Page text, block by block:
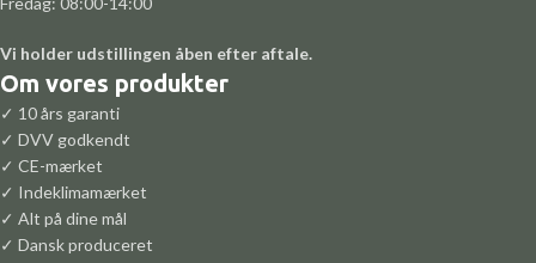
Vi holder udstillingen åben efter aftale.
Om vores produkter
✓ 10 års garanti
✓ DVV godkendt
✓ CE-mærket
✓ Indeklimamærket
✓ Alt på dine mål
✓ Dansk produceret